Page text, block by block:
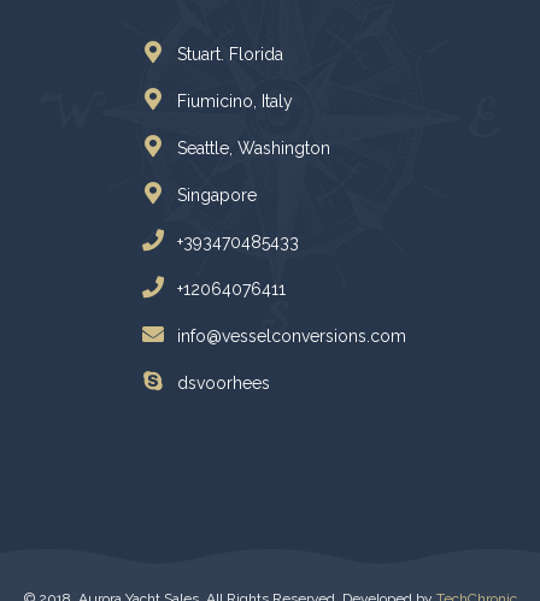
Stuart. Florida
Fiumicino, Italy
Seattle, Washington
Singapore
+393470485433
+12064076411
info@vesselconversions.com
dsvoorhees